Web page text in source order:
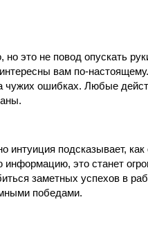
но это не повод опускать
вам по-
чужих ошибках. Любые
интуиция подсказывает,
информацию, это станет
заметных успехов в
победами.